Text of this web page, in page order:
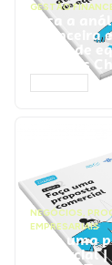
GESTÃO
Faça a
financeira
ponto de
Prompts
NEGÓCIOS,
EMPRESARIAIS
Faça uma
comercial